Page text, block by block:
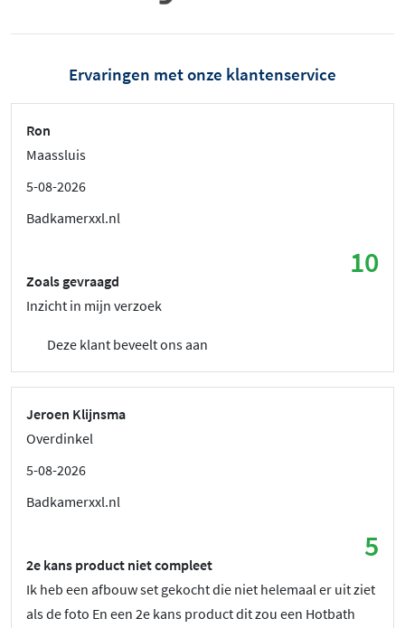
Ervaringen met onze klantenservice
Ron
Maassluis
5-08-2026
Badkamerxxl.nl
10
Zoals gevraagd
Inzicht in mijn verzoek
Deze klant beveelt ons aan
Jeroen Klijnsma
Overdinkel
5-08-2026
Badkamerxxl.nl
5
2e kans product niet compleet
Ik heb een afbouw set gekocht die niet helemaal er uit ziet
als de foto En een 2e kans product dit zou een Hotbath